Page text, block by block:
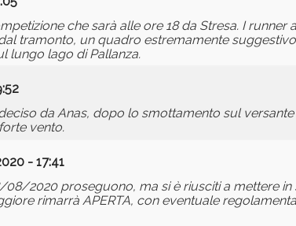
che sarà alle ore 18 da Stresa. I runner
tramonto, un quadro estremamente
lungo lago di Pallanza.
da Anas, dopo lo smottamento sul
vento.
- 17:41
2020 proseguono, ma si è riusciti a mettere in
rimarrà APERTA, con eventuale